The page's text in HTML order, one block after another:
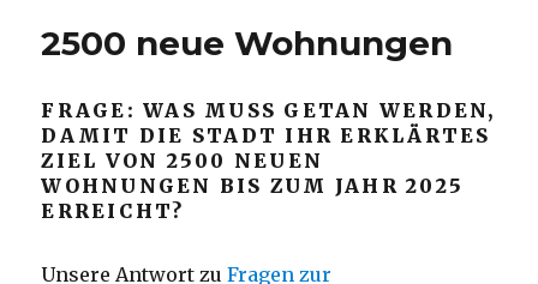
2500 neue Wohnungen
FRAGE: WAS MUSS GETAN WERDEN,
DAMIT DIE STADT IHR ERKLÄRTES
ZIEL VON 2500 NEUEN
WOHNUNGEN BIS ZUM JAHR 2025
ERREICHT?
Unsere Antwort zuFragen zur